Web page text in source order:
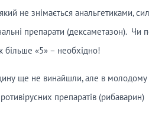
не знімається анальгетиками,
препарати (дексаметазон). Чи
більше «5» – необхідно!
ще не винайшли, але в
препаратів